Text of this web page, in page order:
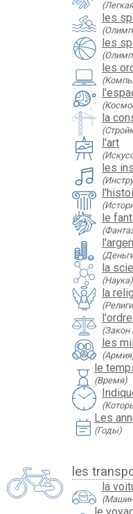
les
les
les
la
l'art
les
le
la
(Наука)
la
(Закон
les
hourglass le
(Время)
event_note Les
(Годы)
les
la
le